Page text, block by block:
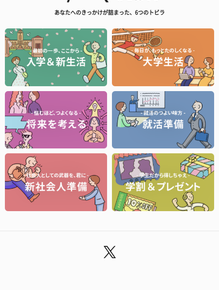
あなたへのきっかけが詰まった、6つのトビラ